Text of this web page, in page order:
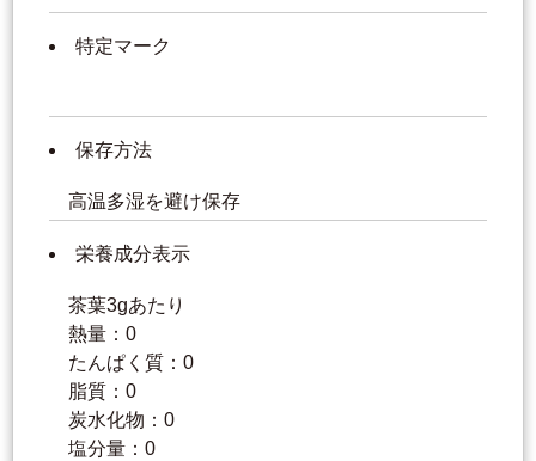
特定マーク
保存方法
高温多湿を避け保存
栄養成分表示
茶葉3gあたり
熱量：0
たんぱく質：0
脂質：0
炭水化物：0
塩分量：0